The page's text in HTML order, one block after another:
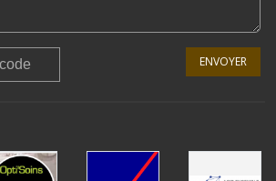
ENVOYER